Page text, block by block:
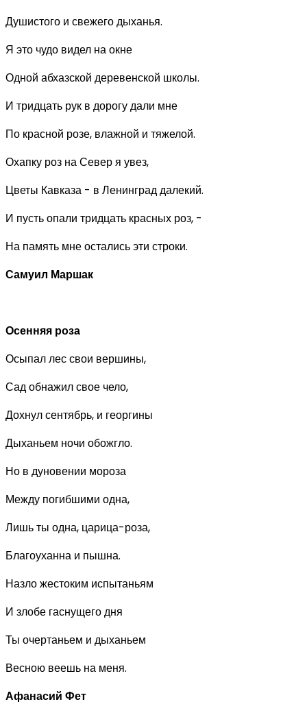
Душистого и свежего дыханья.
Я это чудо видел на окне
Одной абхазской деревенской школы.
И тридцать рук в дорогу дали мне
По красной розе, влажной и тяжелой.
Охапку роз на Север я увез,
Цветы Кавказа - в Ленинград далекий.
И пусть опали тридцать красных роз, -
На память мне остались эти строки.
Самуил Маршак
Осенняя роза
Осыпал лес свои вершины,
Сад обнажил свое чело,
Дохнул сентябрь, и георгины
Дыханьем ночи обожгло.
Но в дуновении мороза
Между погибшими одна,
Лишь ты одна, царица-роза,
Благоуханна и пышна.
Назло жестоким испытаньям
И злобе гаснущего дня
Ты очертаньем и дыханьем
Весною веешь на меня.
Афанасий Фет